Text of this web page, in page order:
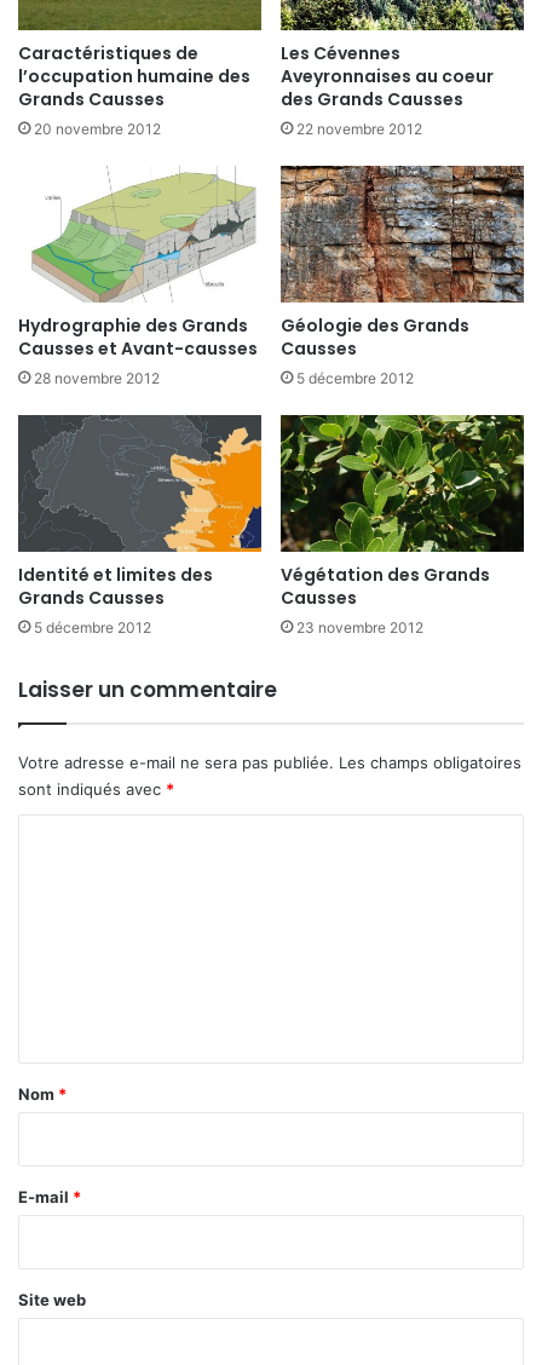
Caractéristiques de
l’occupation humaine des
Grands Causses
20 novembre 2012
Les Cévennes
Aveyronnaises au coeur
des Grands Causses
22 novembre 2012
Hydrographie des Grands
Causses et Avant-causses
28 novembre 2012
Géologie des Grands
Causses
5 décembre 2012
Identité et limites des
Grands Causses
5 décembre 2012
Végétation des Grands
Causses
23 novembre 2012
Laisser un commentaire
Votre adresse e-mail ne sera pas publiée. Les champs obligatoires
sont indiqués avec *
a
e
Nom *
E-mail *
Site web